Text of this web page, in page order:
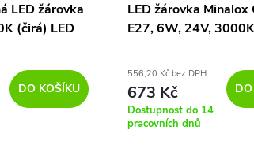
LED žárovka
(čirá) LED
DO KOŠÍKU
LED žárovka Minalox
E27, 6W, 24V, 3000K
556,20 Kč bez DPH
673 Kč
Dostupnost do 14
pracovních dnů